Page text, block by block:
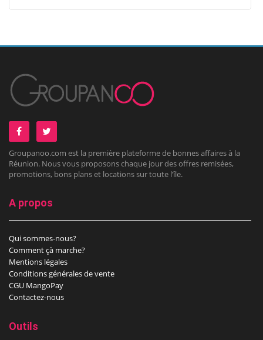
Groupanoo.com est la première plateforme de bonnes affaires à la
Réunion. Nous vous proposons chaque jour des offres remisées,
promotions, bons plans et locations sur toute l’île.
A propos
Qui sommes-nous?
Comment çà marche?
Mentions légales
Conditions générales de vente
CGU MangoPay
Contactez-nous
Outils